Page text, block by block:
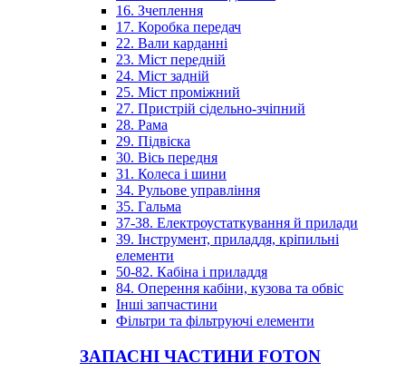
16. Зчеплення
17. Коробка передач
22. Вали карданні
23. Міст передній
24. Міст задній
25. Міст проміжний
27. Пристрій сідельно-зчіпний
28. Рама
29. Підвіска
30. Вісь передня
31. Колеса і шини
34. Рульове управління
35. Гальма
37-38. Електроустаткування й прилади
39. Інструмент, приладдя, кріпильні
елементи
50-82. Кабіна і приладдя
84. Оперення кабіни, кузова та обвіс
Інші запчастини
Фільтри та фільтруючі елементи
ЗАПАСНІ ЧАСТИНИ FOTON